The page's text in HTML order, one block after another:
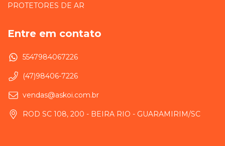
PROTETORES DE AR
Entre em contato
5547984067226
(47)98406-7226
vendas@askoi.com.br
ROD SC 108, 200 - BEIRA RIO - GUARAMIRIM/SC